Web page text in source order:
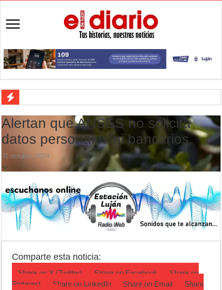
Turismo en Luján: las vacaciones de invierno impulsaron la
Ronda de Negocios: Luján reunió a pymes bonaerenses con
Desbaratan un punto de venta de drogas en el barrio Padre Varela y
Campeonato TC JK: Diego Cordone se quedó con una gran victoria
Opinión: Buscando una mejor educación ambiental
Cédulas de identidad: residentes uruguayos avanzan con su
La 5° edición del festival de cine en Luján es una apuesta al arte
ANMAT retiró productos tras detectar un robo que compromete su
Alertan que ANSES no solicita
datos personales ni bancarios
31 octubre, 2024
Comparte esta noticia:
Share on X (Twitter) Share on Facebook
Share on
Pinterest
Share on LinkedIn Share on Email
Share